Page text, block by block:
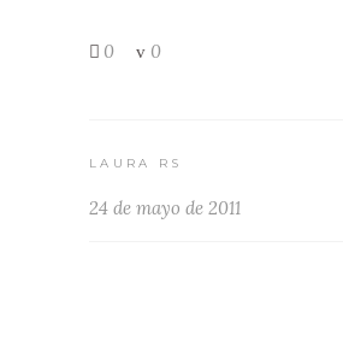
0 0
LAURA RS
24 de mayo de 2011